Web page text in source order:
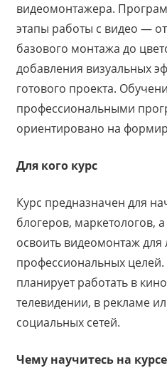
видеомонтажера.
этапы работы с видео —
базового монтажа до
добавления визуальных
готового проекта.
профессиональными
ориентировано на
Для кого курс
Курс предназначен для
блогеров, маркетологов, а
освоить видеомонтаж
профессиональных целей.
планирует работать в
телевидении, в рекламе
социальных сетей.
Чему научитесь на курсе